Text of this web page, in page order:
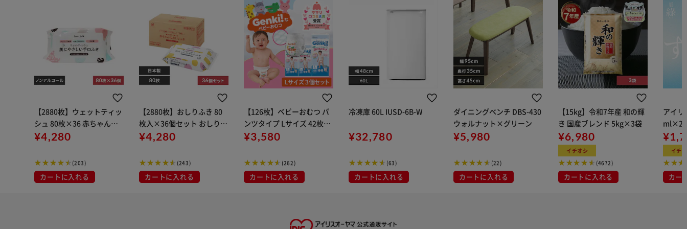
【2880枚】ウェットティッ
シュ 80枚×36 赤ちゃんの
手口ふき
¥4,280
(203)
カートに入れる
【2880枚】おしりふき 80
枚入×36個セット おしり拭
き 新生児
¥4,280
(243)
カートに入れる
【126枚】ベビーおむつ パ
ンツタイプ Lサイズ 42枚入
り×3個 セット Genki！パ
ツ
¥3,580
(262)
カートに入れる
冷凍庫 60L IUSD-6B-W
¥32,780
(63)
カートに入れる
ダイニングベンチ DBS-430
ウォルナット×グリーン
¥5,980
(22)
カートに入れる
【15kg】令和7年産 和の輝
き 国産ブレンド 5kg×3袋
¥6,980
イチオシ
(4672)
カートに入れる
アイリ
ml×24
用
イチ
カー